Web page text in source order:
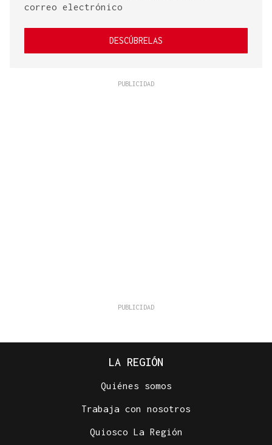
correo electrónico
DESCÚBRELAS
LA REGIÓN
Quiénes somos
Trabaja con nosotros
Quiosco La Región